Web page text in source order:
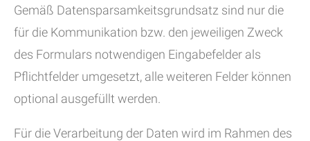
Gemäß Datensparsamkeitsgrundsatz sind nur die
für die Kommunikation bzw. den jeweiligen Zweck
des Formulars notwendigen Eingabefelder als
Pflichtfelder umgesetzt, alle weiteren Felder können
optional ausgefüllt werden.
Für die Verarbeitung der Daten wird im Rahmen des